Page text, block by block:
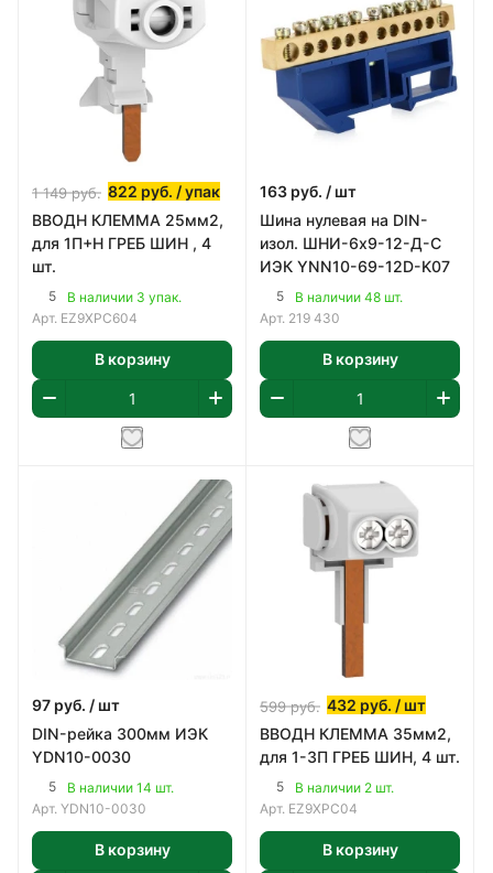
1 149руб. 822 руб. / упак
ВВОДН КЛЕММА 25мм2,
для 1П+Н ГРЕБ ШИН , 4
шт.
5
В наличии 3 упак.
Арт. EZ9XPC604
В корзину
163 руб. / шт
Шина нулевая на DIN-
изол. ШНИ-6х9-12-Д-С
ИЭК YNN10-69-12D-K07
5
В наличии 48 шт.
Арт. 219 430
В корзину
97 руб. / шт
DIN-рейка 300мм ИЭК
YDN10-0030
5
В наличии 14 шт.
Арт. YDN10-0030
В корзину
599руб. 432 руб. / шт
ВВОДН КЛЕММА 35мм2,
для 1-3П ГРЕБ ШИН, 4 шт.
5
В наличии 2 шт.
Арт. EZ9XPC04
В корзину